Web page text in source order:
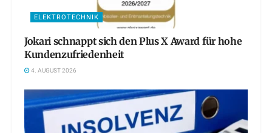
ELEKTROTECHNIK
Jokari schnappt sich den Plus X Award für hohe
Kundenzufriedenheit
4. AUGUST 2026